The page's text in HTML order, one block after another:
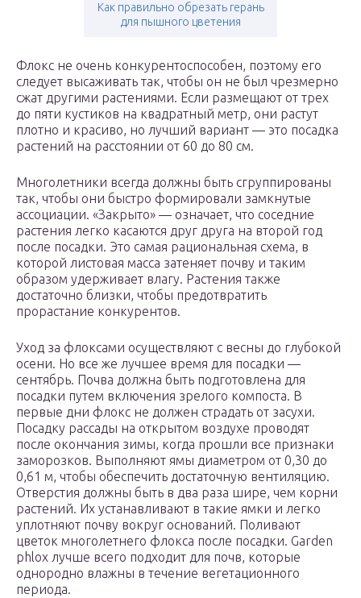
Как правильно обрезать герань
для пышного цветения
Флокс не очень конкурентоспособен, поэтому его
следует высаживать так, чтобы он не был чрезмерно
сжат другими растениями. Если размещают от трех
до пяти кустиков на квадратный метр, они растут
плотно и красиво, но лучший вариант — это посадка
растений на расстоянии от 60 до 80 см.
Многолетники всегда должны быть сгруппированы
так, чтобы они быстро формировали замкнутые
ассоциации. «Закрыто» — означает, что соседние
растения легко касаются друг друга на второй год
после посадки. Это самая рациональная схема, в
которой листовая масса затеняет почву и таким
образом удерживает влагу. Растения также
достаточно близки, чтобы предотвратить
прорастание конкурентов.
Уход за флоксами осуществляют с весны до глубокой
осени. Но все же лучшее время для посадки —
сентябрь. Почва должна быть подготовлена для
посадки путем включения зрелого компоста. В
первые дни флокс не должен страдать от засухи.
Посадку рассады на открытом воздухе проводят
после окончания зимы, когда прошли все признаки
заморозков. Выполняют ямы диаметром от 0,30 до
0,61 м, чтобы обеспечить достаточную вентиляцию.
Отверстия должны быть в два раза шире, чем корни
растений. Их устанавливают в такие ямки и легко
уплотняют почву вокруг оснований. Поливают
цветок многолетнего флокса после посадки. Garden
phlox лучше всего подходит для почв, которые
однородно влажны в течение вегетационного
периода.